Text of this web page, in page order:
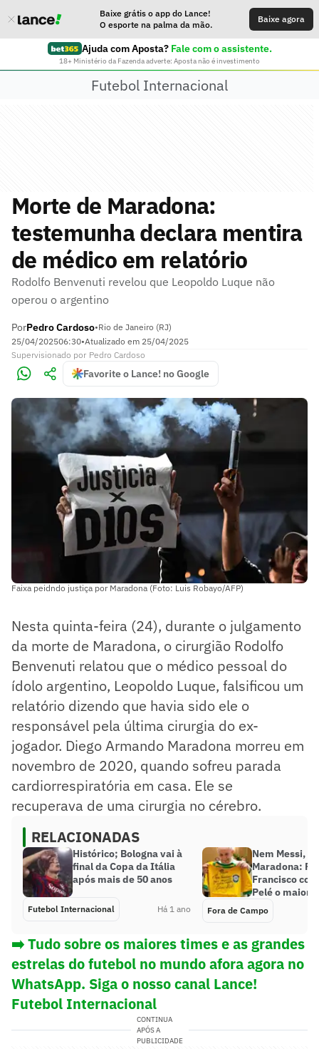
Baixe grátis o app do Lance!
O esporte na palma da mão.
Baixe agora
Ajuda com Aposta? Fale com o assistente.
18+ Ministério da Fazenda adverte: Aposta não é investimento
Futebol Internacional
Morte de Maradona:
testemunha declara mentira
de médico em relatório
Rodolfo Benvenuti revelou que Leopoldo Luque não
operou o argentino
PorPedro Cardoso•Rio de Janeiro (RJ)
25/04/202506:30•Atualizado em 25/04/2025
Supervisionado por Pedro Cardoso
Favorite o Lance! no Google
Faixa peidndo justiça por Maradona (Foto: Luis Robayo/AFP)
Nesta quinta-feira (24), durante o julgamento
da morte de Maradona, o cirurgião Rodolfo
Benvenuti relatou que o médico pessoal do
ídolo argentino, Leopoldo Luque, falsificou um
relatório dizendo que havia sido ele o
responsável pela última cirurgia do ex-
jogador. Diego Armando Maradona morreu em
novembro de 2020, quando sofreu parada
cardiorrespiratória em casa. Ele se
recuperava de uma cirurgia no cérebro.
RELACIONADAS
Histórico; Bologna vai à
final da Copa da Itália
após mais de 50 anos
Futebol Internacional Há 1 ano
Nem Messi,
Maradona:
Francisco
Pelé o maior
Fora de Campo
➡️ Tudo sobre os maiores times e as grandes
estrelas do futebol no mundo afora agora no
WhatsApp. Siga o nosso canal Lance!
Futebol Internacional
CONTINUA
APÓS A
PUBLICIDADE